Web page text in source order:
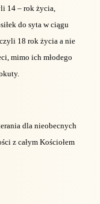
14 – rok życia,
do syta w ciągu
18 rok życia a nie
mimo ich młodego
dla nieobecnych
z całym Kościołem